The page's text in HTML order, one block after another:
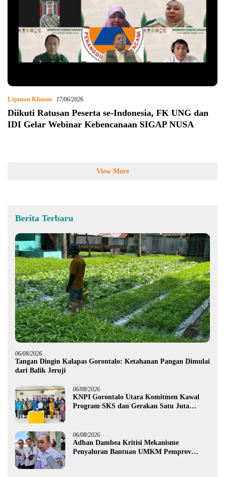
Liputan Khusus 17/06/2026
Diikuti Ratusan Peserta se-Indonesia, FK UNG dan
IDI Gelar Webinar Kebencanaan SIGAP NUSA
View More
Berita Terbaru
06/08/2026
Tangan Dingin Kalapas Gorontalo: Ketahanan Pangan Dimulai
dari Balik Jeruji
06/08/2026
KNPI Gorontalo Utara Komitmen Kawal
Program SKS dan Gerakan Satu Juta
06/08/2026
Adhan Dambea Kritisi Mekanisme
Penyaluran Bantuan UMKM Pemprov